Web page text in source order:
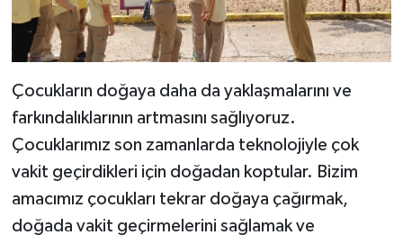
Çocukların doğaya daha da yaklaşmalarını ve
farkındalıklarının artmasını sağlıyoruz.
Çocuklarımız son zamanlarda teknolojiyle çok
vakit geçirdikleri için doğadan koptular. Bizim
amacımız çocukları tekrar doğaya çağırmak,
doğada vakit geçirmelerini sağlamak ve